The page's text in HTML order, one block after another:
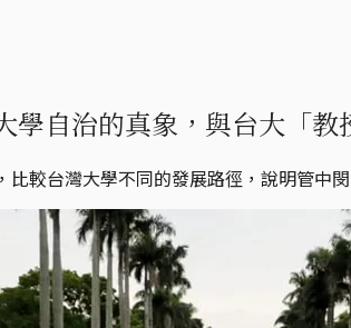
學自治的真象，與台大「教
較台灣大學不同的發展路徑，說明管中